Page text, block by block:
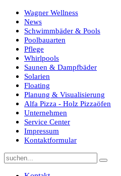
Wagner Wellness
News
Schwimmbäder & Pools
Poolbauarten
Pflege
Whirlpools
Saunen & Dampfbäder
Solarien
Floating
Planung & Visualisierung
Alfa Pizza - Holz Pizzaöfen
Unternehmen
Service Center
Impressum
Kontaktformular